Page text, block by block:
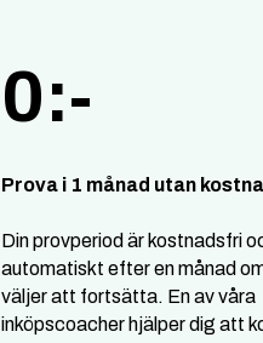
0:-
Prova i 1 månad utan
Din provperiod är kostnadsfri
automatiskt efter en månad
väljer att fortsätta. En av våra
inköpscoacher hjälper dig att